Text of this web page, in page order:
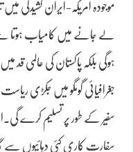
موجودہ امریکہ-ایران کشیدگی
لے جانے میں کامیاب ہوتا
ہوگی بلکہ پاکستان کی عالمی قد
جغرافیائی گومگو میں جکڑی
سفیر کے طور پر تسلیم کرے
سفارت کاری کئی دہائیوں سے